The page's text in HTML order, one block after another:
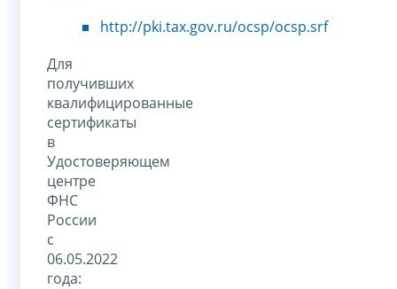
http://pki.tax.gov.ru/ocsp/ocsp.srf
Для
получивших
квалифицированные
сертификаты
в
Удостоверяющем
центре
ФНС
России
с
06.05.2022
года: